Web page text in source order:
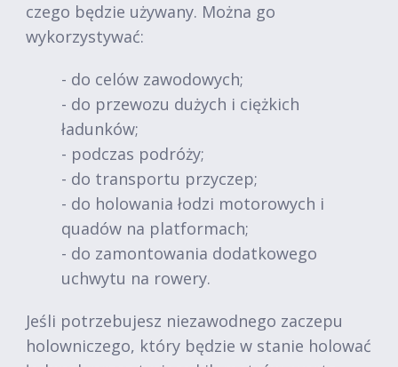
czego będzie używany. Można go
wykorzystywać:
- do celów zawodowych;
- do przewozu dużych i ciężkich
ładunków;
- podczas podróży;
- do transportu przyczep;
- do holowania łodzi motorowych i
quadów na platformach;
- do zamontowania dodatkowego
uchwytu na rowery.
Jeśli potrzebujesz niezawodnego zaczepu
holowniczego, który będzie w stanie holować